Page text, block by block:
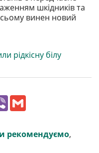
шкідників та
винен новий
рідкісну білу
V
r l
рекомендуємо,